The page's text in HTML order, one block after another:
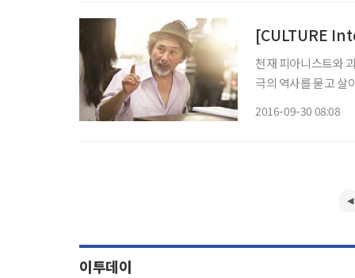
천재 피아니스트와
극의 역사를 묻고 살아
2016-09-30 08:08
이투데이